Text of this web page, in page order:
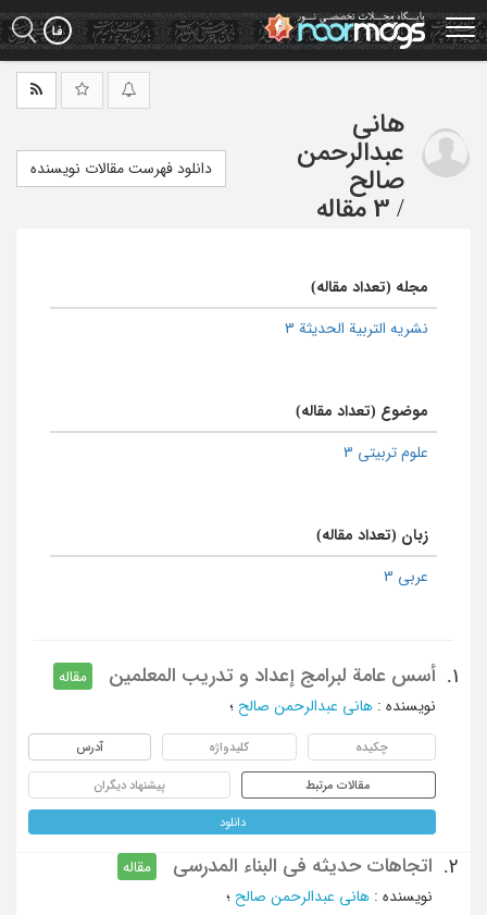
Skip
to
main
هانی
عبدالرحمن
صالح
/ 3 مقاله
دانلود فهرست مقالات نویسنده
مجله (تعداد مقاله)
نشریه التربیة الحدیثة 3
موضوع (تعداد مقاله)
علوم تربیتی 3
زبان (تعداد مقاله)
عربی 3
1. أسس عامة لبرامج إعداد و تدریب المعلمین
مقاله
نویسنده : هانی عبدالرحمن صالح ؛
چکیده کلیدواژه آدرس
مقالات مرتبط پیشنهاد دیگران
دانلود
2. اتجاهات حدیثه فی البناء المدرسی
مقاله
نویسنده : هانی عبدالرحمن صالح ؛